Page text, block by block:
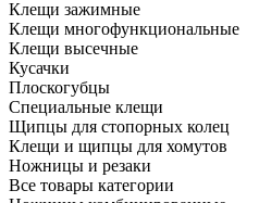
Клещи зажимные
Клещи многофункциональные
Клещи высечные
Кусачки
Плоскогубцы
Специальные клещи
Щипцы для стопорных колец
Клещи и щипцы для хомутов
Ножницы и резаки
Все товары категории